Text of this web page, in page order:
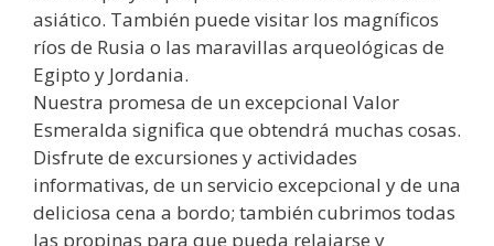
asiático. También puede visitar los magníficos
ríos de Rusia o las maravillas arqueológicas de
Egipto y Jordania.
Nuestra promesa de un excepcional Valor
Esmeralda significa que obtendrá muchas cosas.
Disfrute de excursiones y actividades
informativas, de un servicio excepcional y de una
deliciosa cena a bordo; también cubrimos todas
las propinas para que pueda relajarse y